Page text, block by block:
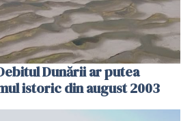
Dunării ar putea
istoric din august 2003